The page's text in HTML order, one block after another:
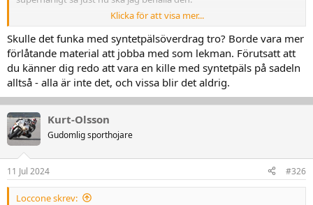
Måste lacka batterihållaren, har fått lära mig att obehandlad plåt
rostar direkt.
Något som Tesla borde vetat innan de tillverkade Cybertrucks
Klicka för att visa mer...
Skulle det funka med syntetpälsöverdrag tro? Borde vara mer
förlåtande material att jobba med som lekman. Förutsatt att
du känner dig redo att vara en kille med syntetpäls på sadeln
alltså - alla är inte det, och vissa blir det aldrig.
Kurt-Olsson
Gudomlig sporthojare
11 Jul 2024 #326
Loccone skrev: